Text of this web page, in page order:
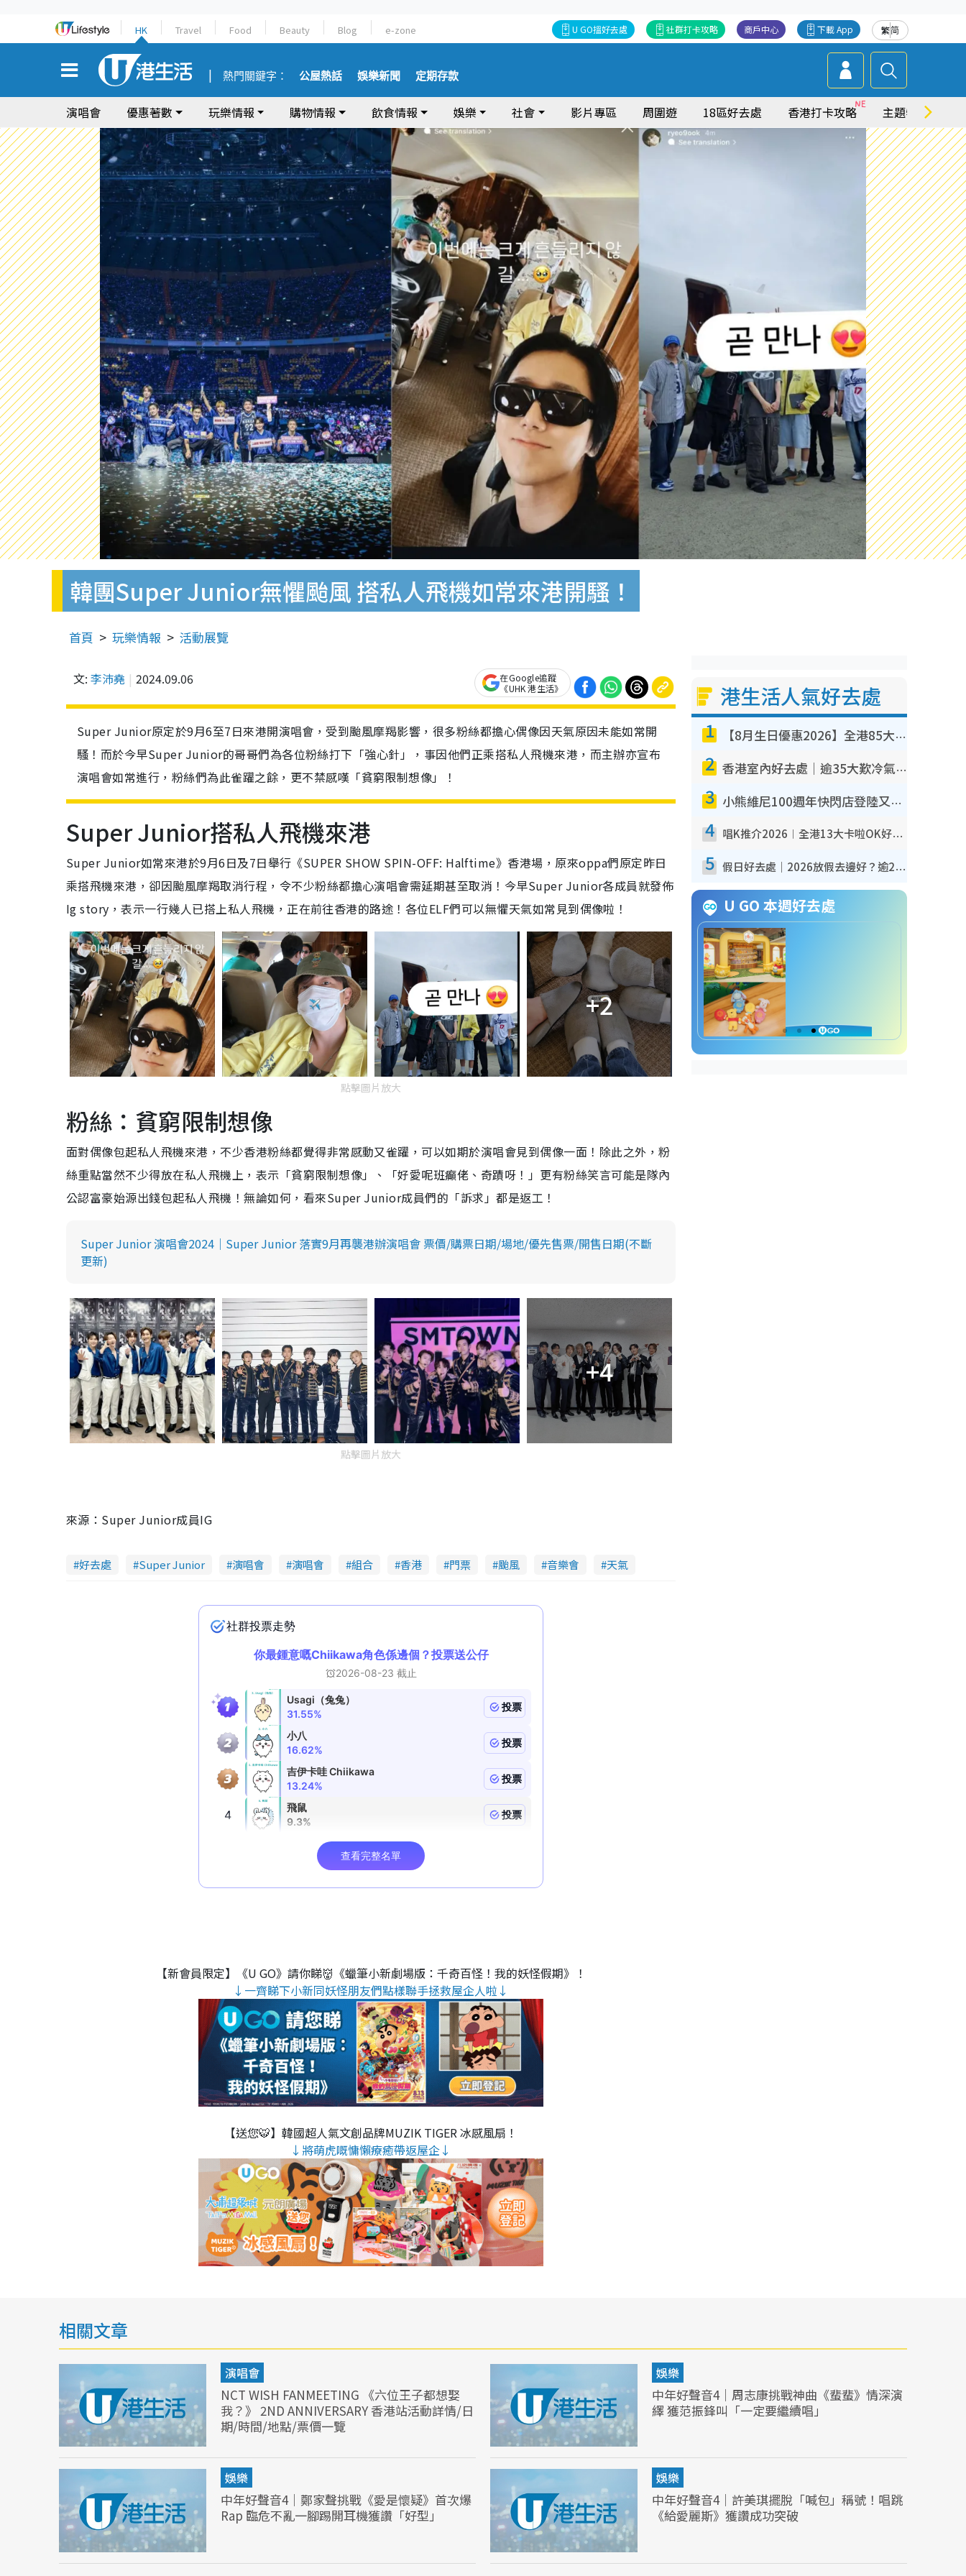
HK Travel Food Beauty Blog e-zone 繁简
下載 App
商戶中心
社群打卡攻略
U GO搵好去處
熱門關鍵字： 公屋熱話 娛樂新聞 定期存款
演唱會 優惠著數 玩樂情報 購物情報 飲食情報 娛樂 社會 影片專區 周圍遊 18區好去處 香港打卡攻略 主題特集
韓團Super Junior無懼颱風 搭私人飛機如常來港開騷！
首頁 玩樂情報 活動展覽
文: 李沛堯 2024.09.06
在Google追蹤
《UHK 港生活》
Super Junior原定於9月6至7日來港開演唱會，受到颱風摩羯影響，很多粉絲都擔心偶像因天氣原因未能如常開
騷！而於今早Super Junior的哥哥們為各位粉絲打下「強心針」，事因他們正乘搭私人飛機來港，而主辦亦宣布
演唱會如常進行，粉絲們為此雀躍之餘，更不禁感嘆「貧窮限制想像」！
Super Junior搭私人飛機來港
Super Junior如常來港於9月6日及7日舉行《SUPER SHOW SPIN-OFF: Halftime》香港場，原來oppa們原定昨日
乘搭飛機來港，卻因颱風摩羯取消行程，令不少粉絲都擔心演唱會需延期甚至取消！今早Super Junior各成員就發佈
Ig story，表示一行幾人已搭上私人飛機，正在前往香港的路途！各位ELF們可以無懼天氣如常見到偶像啦！
+2
點擊圖片放大
粉絲：貧窮限制想像
面對偶像包起私人飛機來港，不少香港粉絲都覺得非常感動又雀躍，可以如期於演唱會見到偶像一面！除此之外，粉
絲重點當然不少得放在私人飛機上，表示「貧窮限制想像」、「好愛呢班癲佬、奇蹟呀！」更有粉絲笑言可能是隊內
公認富豪始源出錢包起私人飛機！無論如何，看來Super Junior成員們的「訴求」都是返工！
Super Junior 演唱會2024｜Super Junior 落實9月再襲港辦演唱會 票價/購票日期/場地/優先售票/開售日期(不斷
更新)
+4
點擊圖片放大
來源：Super Junior成員IG
好去處 Super Junior 演唱會 演唱會 組合 香港 門票 颱風 音樂會 天氣
【新會員限定】《U GO》請你睇👹《蠟筆小新劇場版：千奇百怪！我的妖怪假期》！
↓一齊睇下小新同妖怪朋友們點樣聯手拯救屋企人啦↓
【送您🐯】韓國超人氣文創品牌MUZIK TIGER 冰感風扇！
↓將萌虎嘅慵懶療癒帶返屋企↓
港生活人氣好去處
1 【8月生日優惠2026】全港85大食買玩著數攻略 自助餐/火鍋放題同行免費＋誠品/DONKI送現金券
2 香港室內好去處｜逾35大歎冷氣室內好去處推介 室內活動免費避雨無懼落雨
3 小熊維尼100週年快閃店登陸又一城 重現百畝森林經典場景／獨家限定盲盒登場／專屬DIY香水
4 唱K推介2026︱全港13大卡啦OK好去處！最平$36起 日文K都有！(附地址+收費詳情)
5 假日好去處｜2026放假去邊好？逾20放假好去處郊外/秘景 休閒半日或一日遊
U GO 本週好去處
相關文章
演唱會
NCT WISH FANMEETING 《六位王子都想娶
我？》 2ND ANNIVERSARY 香港站活動詳情/日
期/時間/地點/票價一覽
娛樂
中年好聲音4｜周志康挑戰神曲《蜚蜚》情深演
繹 獲范振鋒叫「一定要繼續唱」
娛樂
中年好聲音4｜鄭家聲挑戰《愛是懷疑》首次爆
Rap 臨危不亂一腳踢開耳機獲讚「好型」
娛樂
中年好聲音4｜許美琪擺脫「喊包」稱號！唱跳
《給愛麗斯》獲讚成功突破